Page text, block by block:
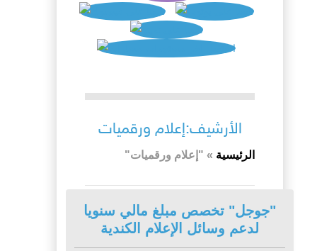
الأرشيف:إعلام ورقميات
الرئيسية » "إعلام ورقميات"
"جوجل" تخصص مبلغ مالي سنويا
لدعم وسائل الإعلام الكندية